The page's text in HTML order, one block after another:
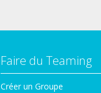
Faire du Teaming
Créer un Groupe